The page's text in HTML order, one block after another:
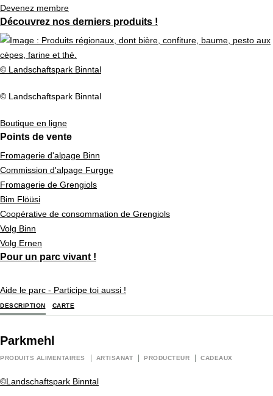
Devenez membre
Découvrez nos derniers produits !
© Landschaftspark Binntal
© Landschaftspark Binntal
Boutique en ligne
Points de vente
Fromagerie d'alpage Binn
Commission d'alpage Furgge
Fromagerie de Grengiols
Bim Flöüsi
Coopérative de consommation de Grengiols
Volg Binn
Volg Ernen
Pour un parc vivant !
Aide le parc - Participe toi aussi !
DESCRIPTION CARTE
Parkmehl
PRODUITS ALIMENTAIRES ARTISANAT PRODUCTEUR CADEAUX
©Landschaftspark Binntal